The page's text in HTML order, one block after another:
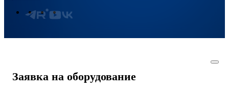
Заявка на оборудование